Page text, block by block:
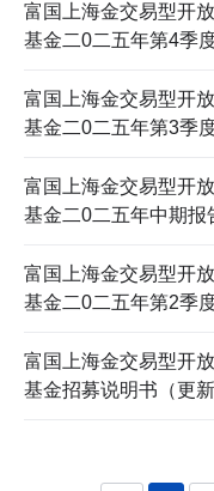
富国上海金交易型开
基金二0二五年第4季
富国上海金交易型开
基金二0二五年第3季
富国上海金交易型开
基金二0二五年中期报
富国上海金交易型开
基金二0二五年第2季
富国上海金交易型开
基金招募说明书（更